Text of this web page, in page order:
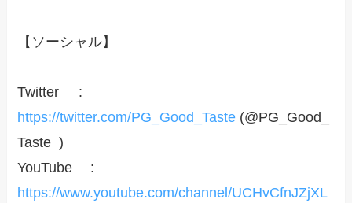
【ソーシャル】
Twitter :
https://twitter.com/PG_Good_Taste (@PG_Good_
Taste )
YouTube :
https://www.youtube.com/channel/UCHvCfnJZjXL